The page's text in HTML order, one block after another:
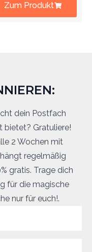
Zum Produkt
dein Postfach
bietet? Gratuliere!
2 Wochen mit
regelmäßig
gratis. Trage dich
für die magische
nur für euch!.